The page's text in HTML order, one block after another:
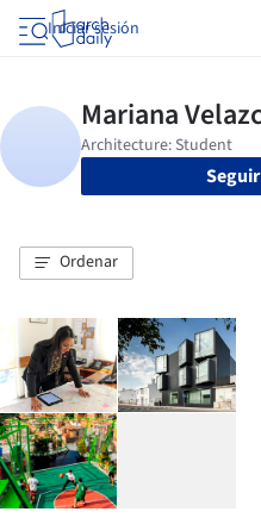
Iniciar sesión
Seguir
Ordenar